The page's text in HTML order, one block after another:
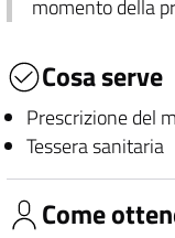
momento della
Cosa serve
Prescrizione del
Tessera sanitaria
Come